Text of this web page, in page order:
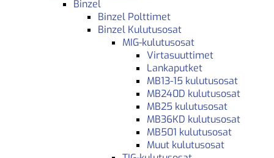
Binzel
Binzel Polttimet
Binzel Kulutusosat
MIG-kulutusosat
Virtasuuttimet
Lankaputket
MB13-15 kulutusosat
MB240D kulutusosat
MB25 kulutusosat
MB36KD kulutusosat
MB501 kulutusosat
Muut kulutusosat